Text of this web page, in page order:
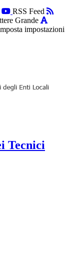
RSS Feed
Grande
impostazioni
Tecnici